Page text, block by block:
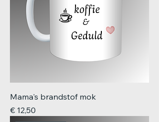
Mama's brandstof mok
Prijs
€ 12,50